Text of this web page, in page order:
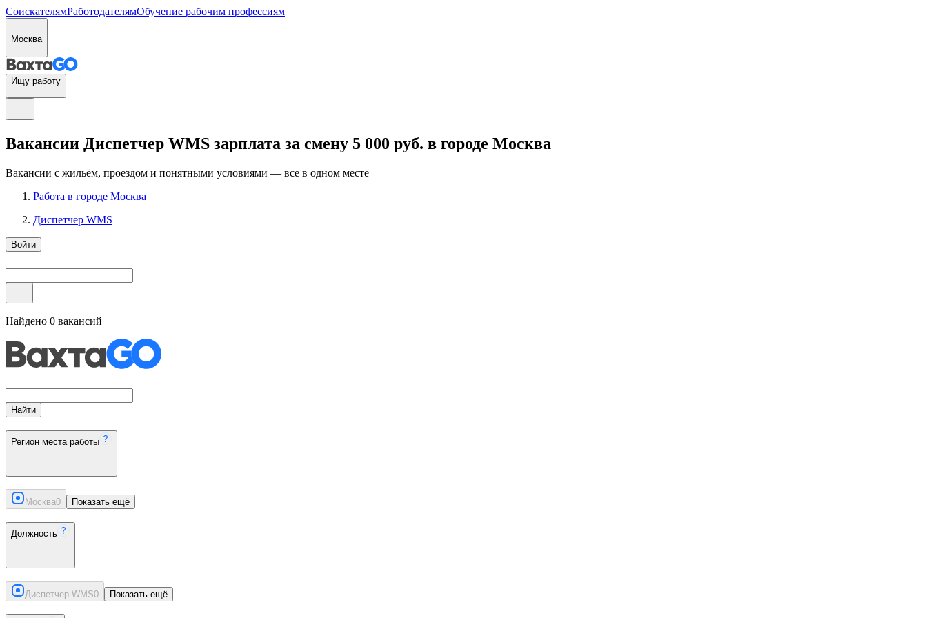
СоискателямРаботодателямОбучение рабочим профессиям
Москва
Ищу работу
Вакансии Диспетчер WMS зарплата за смену 5 000 руб. в городе Москва
Вакансии с жильём, проездом и понятными условиями — все в одном месте
Работа в городе Москва
Диспетчер WMS
Войти
Найдено 0 вакансий
Найти
Регион места работы
Москва0 Показать ещё
Должность
Диспетчер WMS0 Показать ещё